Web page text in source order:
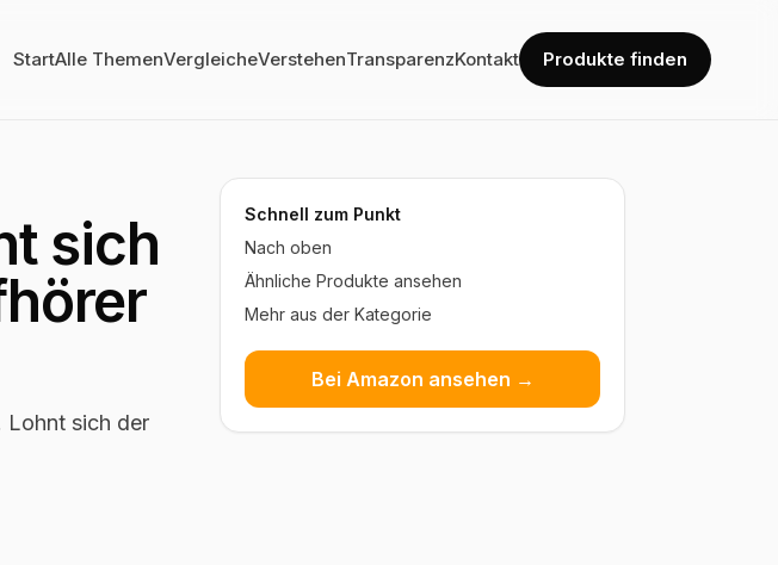
StartAlle ThemenVergleicheVerstehenTransparenzKontakt Produkte finden
sich
Lohnt sich der
Schnell zum Punkt
Nach oben
Ähnliche Produkte ansehen
Mehr aus der Kategorie
Bei Amazon ansehen →